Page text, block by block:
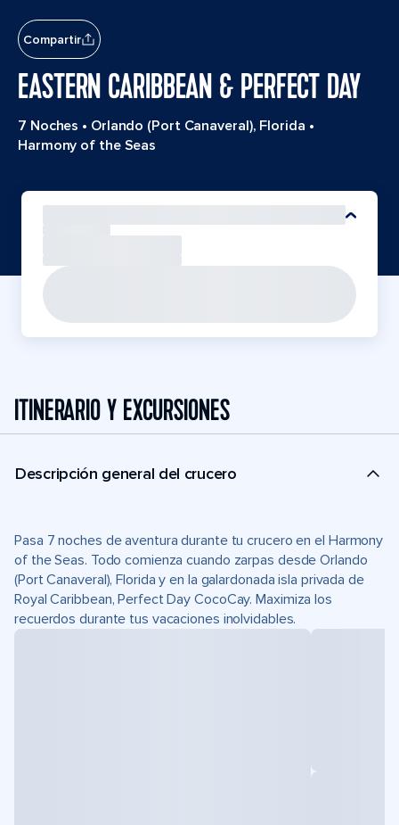
Compartir
EASTERN CARIBBEAN & PERFECT DAY
7 Noches • Orlando (Port Canaveral), Florida •
Harmony of the Seas
ITINERARIO Y EXCURSIONES
Descripción general del crucero
Pasa 7 noches de aventura durante tu crucero en el Harmony
of the Seas. Todo comienza cuando zarpas desde Orlando
(Port Canaveral), Florida y en la galardonada isla privada de
Royal Caribbean, Perfect Day CocoCay. Maximiza los
recuerdos durante tus vacaciones inolvidables.